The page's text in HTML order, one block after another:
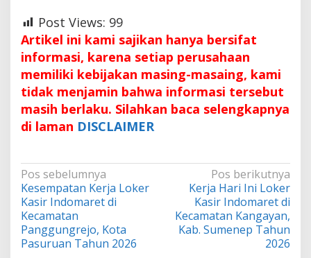
Post Views: 99
Artikel ini kami sajikan hanya bersifat
informasi, karena setiap perusahaan
memiliki kebijakan masing-masaing, kami
tidak menjamin bahwa informasi tersebut
masih berlaku. Silahkan baca selengkapnya
di laman DISCLAIMER
Navigasi
pos
Pos sebelumnya
Kesempatan Kerja Loker
Kasir Indomaret di
Kecamatan
Panggungrejo, Kota
Pasuruan Tahun 2026
Pos berikutnya
Kerja Hari Ini Loker
Kasir Indomaret di
Kecamatan Kangayan,
Kab. Sumenep Tahun
2026